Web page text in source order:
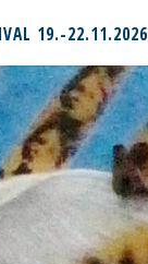
19.-22.11.2026